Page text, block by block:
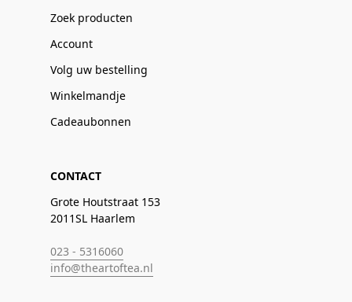
Zoek producten
Account
Volg uw bestelling
Winkelmandje
Cadeaubonnen
CONTACT
Grote Houtstraat 153
2011SL Haarlem
023 - 5316060
info@theartoftea.nl